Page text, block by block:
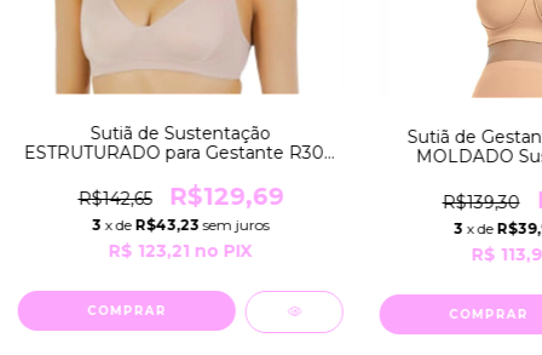
Sutiã de Sustentação
ESTRUTURADO para Gestante R3011
Número 52 Moderna Lingerie
R$142,65 R$129,69
3 x de R$43,23 sem juros
R$ 123,21 no PIX
COMPRAR
Sutiã de
MOLDADO
R$139,30
3 x de
R$
COMPRAR